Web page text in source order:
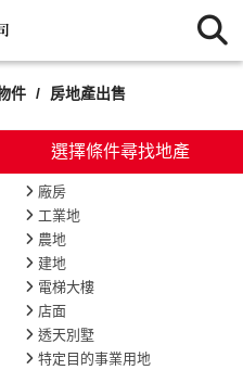
選擇條件尋找地產
廠房
工業地
農地
建地
電梯大樓
店面
透天別墅
特定目的事業用地
件
房地產出售